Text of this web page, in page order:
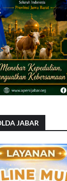
JABAR